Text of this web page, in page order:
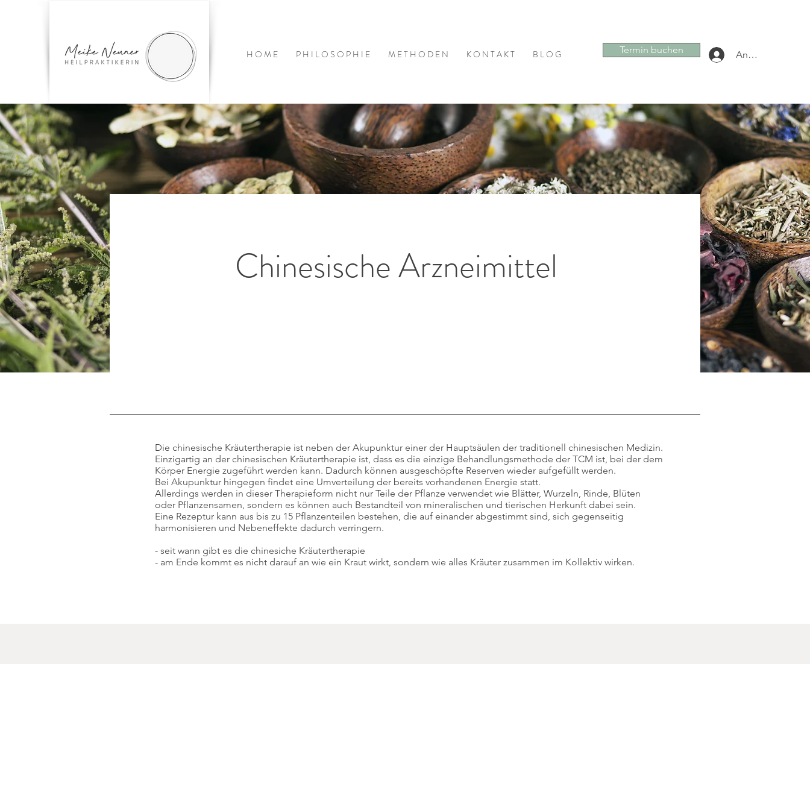
H O M E P H I L O S O P H I E M E T H O D E N K O N T A K T B L O G Termin buchen Anmelden
Chinesische Arzneimittel
Die chinesische Kräutertherapie ist neben der Akupunktur einer der Hauptsäulen der traditionell chinesischen Medizin.
Einzigartig an der chinesischen Kräutertherapie ist, dass es die einzige Behandlungsmethode der TCM ist, bei der dem
Körper Energie zugeführt werden kann. Dadurch können ausgeschöpfte Reserven wieder aufgefüllt werden.
Bei Akupunktur hingegen findet eine Umverteilung der bereits vorhandenen Energie statt.
Allerdings werden in dieser Therapieform nicht nur Teile der Pflanze verwendet wie Blätter, Wurzeln, Rinde, Blüten
oder Pflanzensamen, sondern es können auch Bestandteil von mineralischen und tierischen Herkunft dabei sein.
Eine Rezeptur kann aus bis zu 15 Pflanzenteilen bestehen, die auf einander abgestimmt sind, sich gegenseitig
harmonisieren und Nebeneffekte dadurch verringern.
- seit wann gibt es die chinesiche Kräutertherapie
- am Ende kommt es nicht darauf an wie ein Kraut wirkt, sondern wie alles Kräuter zusammen im Kollektiv wirken.